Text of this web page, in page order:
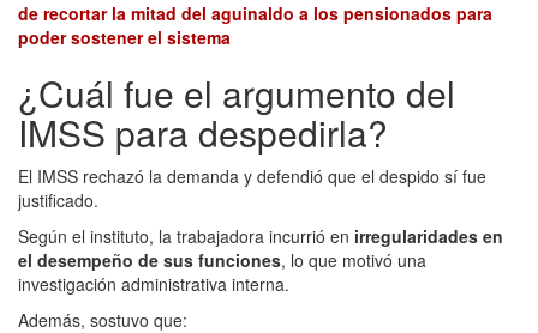
de recortar la mitad del aguinaldo a los pensionados para
poder sostener el sistema
¿Cuál fue el argumento del
IMSS para despedirla?
El IMSS rechazó la demanda y defendió que el despido sí fue
justificado.
Según el instituto, la trabajadora incurrió en irregularidades en
el desempeño de sus funciones, lo que motivó una
investigación administrativa interna.
Además, sostuvo que: